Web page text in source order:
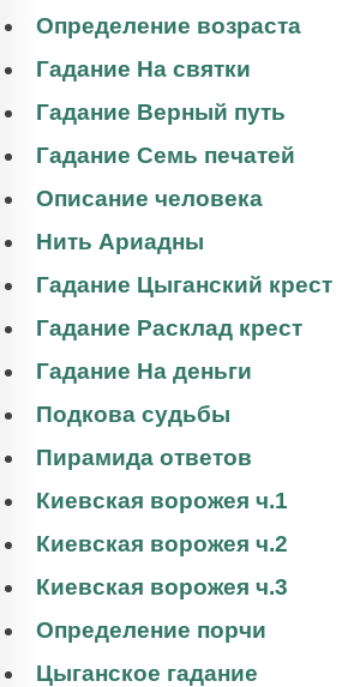
Определение возраста
Гадание На святки
Гадание Верный путь
Гадание Семь печатей
Описание человека
Нить Ариадны
Гадание Цыганский крест
Гадание Расклад крест
Гадание На деньги
Подкова судьбы
Пирамида ответов
Киевская ворожея ч.1
Киевская ворожея ч.2
Киевская ворожея ч.3
Определение порчи
Цыганское гадание